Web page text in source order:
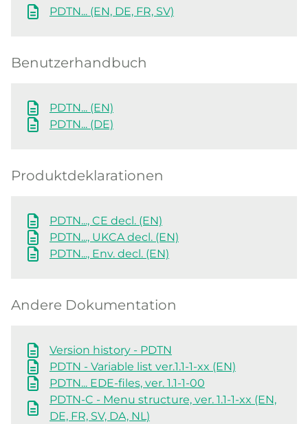
PDTN... (EN, DE, FR, SV)
Benutzerhandbuch
PDTN... (EN)
PDTN... (DE)
Produktdeklarationen
PDTN..., CE decl. (EN)
PDTN..., UKCA decl. (EN)
PDTN..., Env. decl. (EN)
Andere Dokumentation
Version history - PDTN
PDTN - Variable list ver.1.1-1-xx (EN)
PDTN... EDE-files, ver. 1.1-1-00
PDTN-C - Menu structure, ver. 1.1-1-xx (EN,
DE, FR, SV, DA, NL)